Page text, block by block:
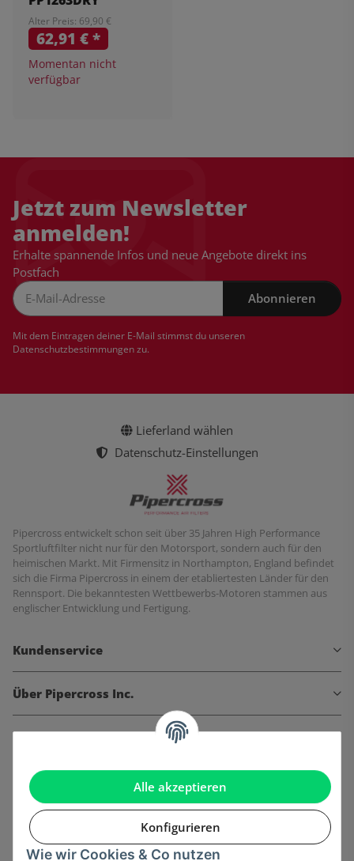
Alle akzeptieren
Konfigurieren
Wie wir Cookies & Co nutzen
Alter Preis: 69,90 €
62,91 €*
Momentan nicht
verfügbar
Jetzt zum Newsletter
anmelden!
Erhalte spannende Infos und neue Angebote direkt ins
Postfach
Abonnieren
Mit dem Eintragen deiner E-Mail stimmst du unseren
Datenschutzbestimmungenzu.
Lieferland wählen
Datenschutz-Einstellungen
Pipercross entwickelt schon seit über 35 Jahren High Performance
Sportluftfilter nicht nur für den Motorsport, sondern auch für den
heimischen Markt. Mit Firmensitz in Northampton, England befindet
sich die Firma Pipercross in einem der etabliertesten Länder für den
Rennsport. Die bekanntesten Wettbewerbs-Motoren stammen aus
englischer Entwicklung und Fertigung.
Kundenservice
Über Pipercross Inc.
Informationen
Gesetzliche Informationen